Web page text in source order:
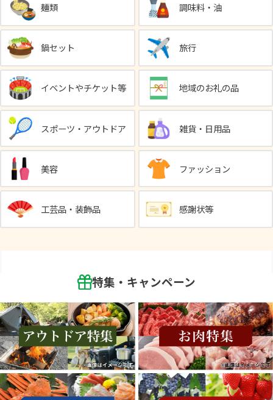
麺類 調味料・油
鍋セット 旅行
イベントやチケット等 地域のお礼の品
スポーツ・アウトドア 雑貨・日用品
美容 ファッション
工芸品・装飾品 感謝状等
特集・キャンペーン